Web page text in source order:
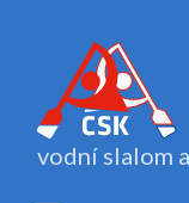
vodní slalom